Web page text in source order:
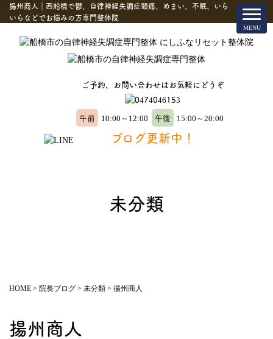
揚州商人｜西船橋で鬱、自律神経失調症頭痛、めまい、不眠、いら
いらなどでお悩みの方専門整体院
ご予約、お問い合わせはお気軽にどうぞ
午前 10:00～12:00 午後 15:00～20:00
ブログ更新中！
未分類
HOME > 院長ブログ > 未分類 > 揚州商人
揚州商人